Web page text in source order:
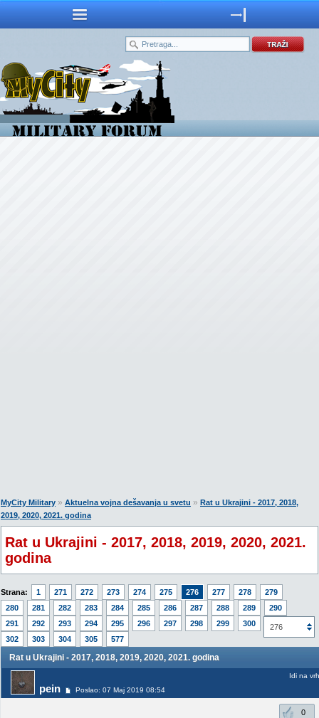
MyCity Military » Aktuelna vojna dešavanja u svetu » Rat u Ukrajini - 2017, 2018,
2019, 2020, 2021. godina
Rat u Ukrajini - 2017, 2018, 2019, 2020, 2021.
godina
Strana: 1 271 272 273 274 275 276 277 278
279
280
281 282 283 284 285 286 287 288 289
290
291
292 293 294 295 296 297 298 299 300
301
302
303 304 305 577
276
Rat u Ukrajini - 2017, 2018, 2019, 2020, 2021. godina
pein Poslao: 07 Maj 2019 08:54
Idi na vrh
0